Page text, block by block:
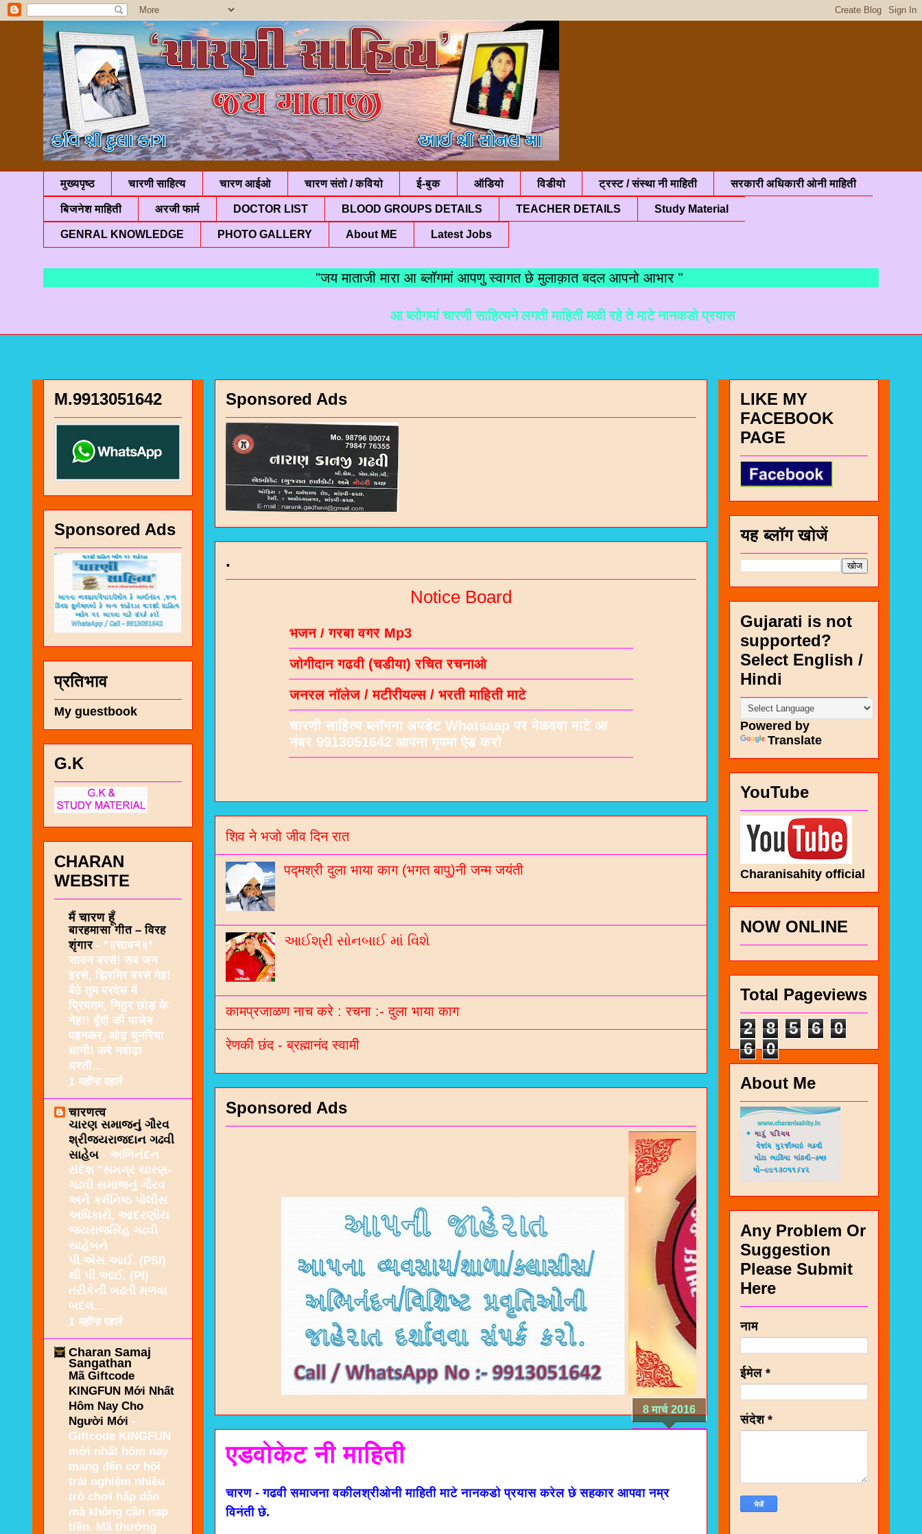
मुख्यपृष्ठ चारणी साहित्य चारण आईओ चारण संतो / कवियो ई-बुक ऑडियो विडीयो ट्रस्ट / संस्था नी माहिती सरकारी अधिकारी ओनी माहिती
बिजनेश माहिती अरजी फार्म DOCTOR LIST BLOOD GROUPS DETAILS TEACHER DETAILS Study Material
GENRAL KNOWLEDGE PHOTO GALLERY About ME Latest Jobs
"जय माताजी मारा आ ब्लॉगमां आपणु स्वागत छे मुलाक़ात बदल आपनो आभार "
आ ब्लोगमां चारणी साहित्यने लगती माहिती मळी रहे ते माटे नानकडो प्रयास करेल छे.
Sponsored Ads
.
Notice Board
जोगीदान गढवी (चडीया) रचित रचनाओ
जनरल नॉलेज / मटीरीयल्स / भरती माहिती माटे
चारणी साहित्य ब्लॉगना अपडेट Whatsaap पर मेळववा माटे आ
नंबर 9913051642 आपना गृपमां ऐड करो
शिव ने भजो जीव दिन रात
पद्मश्री दुला भाया काग (भगत बापु)नी जन्म जयंती
આઈશ્રી સોનબાઈ માં વિશે
कामप्रजाळण नाच करे : रचना :- दुला भाया काग
रेणकी छंद - ब्रह्मानंद स्वामी
Sponsored Ads
8 मार्च 2016
एडवोकेट नी माहिती
चारण - गढवी समाजना वकीलश्रीओनी माहिती माटे नानकडो प्रयास करेल छे सहकार आपवा नम्र
विनंती छे.
M.9913051642
Sponsored Ads
प्रतिभाव
My guestbook
G.K
CHARAN
WEBSITE
मैं चारण हूँ
बारहमासा गीत – विरह
शृंगार - *॥सावन॥*
सावन बरसे! सब जन
हरसे, झिरमिर बरसे मेह!
बैठे तुम परदेस में
प्रियतम, निठुर छोड़ के
नेह!! बूँदों की पाजेब
पहनकर, ओढ़ चुनरिया
धानी! करे नवोढ़ा
धरती...
1 महीना पहले
चारणत्व
ચારણ સમાજનું ગૌરવ
શ્રીજયરાજદાન ગઢવી
સાહેબ - અભિનંદન
સંદેશ "સમગ્ર ચારણ-
ગઢવી સમાજનું ગૌરવ
અને કર્મનિષ્ઠ પોલીસ
અધિકારી, આદરણીય
જયરાજસિંહ ગઢવી
સાહેબને
પી.એસ.આઈ. (PSI)
થી પી.આઈ. (PI)
તરીકેની બઢતી મળવા
બદલ...
1 महीना पहले
Charan Samaj
Sangathan
Mã Giftcode
KINGFUN Mới Nhất
Hôm Nay Cho
Người Mới -
Giftcode KINGFUN
mới nhất hôm nay
mang đến cơ hội
trải nghiệm nhiều
trò chơi hấp dẫn
mà không cần nạp
tiền. Mã thưởng
LIKE MY
FACEBOOK
PAGE
यह ब्लॉग खोजें
Gujarati is not
supported?
Select English /
Hindi
Powered by
Translate
YouTube
Charanisahity official
NOW ONLINE
Total Pageviews
2
8 5 6
0
6
0
About Me
Any Problem Or
Suggestion
Please Submit
Here
नाम
ईमेल *
संदेश *